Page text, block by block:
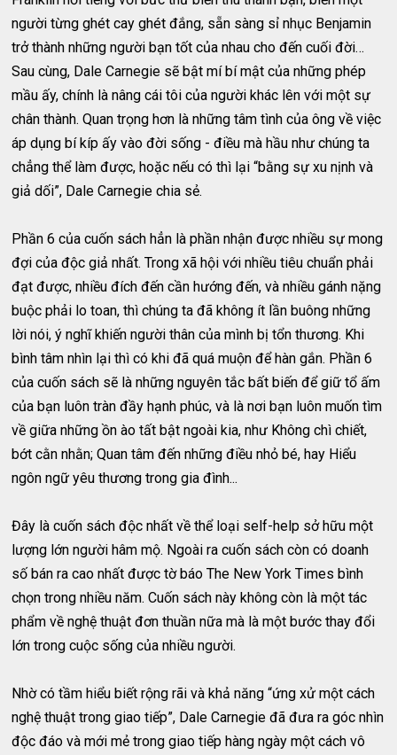
người từng ghét cay ghét đắng, sẵn sàng sỉ nhục Benjamin
trở thành những người bạn tốt của nhau cho đến cuối đời…
Sau cùng, Dale Carnegie sẽ bật mí bí mật của những phép
mầu ấy, chính là nâng cái tôi của người khác lên với một sự
chân thành. Quan trọng hơn là những tâm tình của ông về việc
áp dụng bí kíp ấy vào đời sống - điều mà hầu như chúng ta
chẳng thể làm được, hoặc nếu có thì lại “bằng sự xu nịnh và
giả dối”, Dale Carnegie chia sẻ.
Phần 6 của cuốn sách hẳn là phần nhận được nhiều sự mong
đợi của độc giả nhất. Trong xã hội với nhiều tiêu chuẩn phải
đạt được, nhiều đích đến cần hướng đến, và nhiều gánh nặng
buộc phải lo toan, thì chúng ta đã không ít lần buông những
lời nói, ý nghĩ khiến người thân của mình bị tổn thương. Khi
bình tâm nhìn lại thì có khi đã quá muộn để hàn gắn. Phần 6
của cuốn sách sẽ là những nguyên tắc bất biến để giữ tổ ấm
của bạn luôn tràn đầy hạnh phúc, và là nơi bạn luôn muốn tìm
về giữa những ồn ào tất bật ngoài kia, như Không chì chiết,
bớt cằn nhằn; Quan tâm đến những điều nhỏ bé, hay Hiểu
ngôn ngữ yêu thương trong gia đình...
Đây là cuốn sách độc nhất về thể loại self-help sở hữu một
lượng lớn người hâm mộ. Ngoài ra cuốn sách còn có doanh
số bán ra cao nhất được tờ báo The New York Times bình
chọn trong nhiều năm. Cuốn sách này không còn là một tác
phẩm về nghệ thuật đơn thuần nữa mà là một bước thay đổi
lớn trong cuộc sống của nhiều người.
Nhờ có tầm hiểu biết rộng rãi và khả năng “ứng xử một cách
nghệ thuật trong giao tiếp”, Dale Carnegie đã đưa ra góc nhìn
độc đáo và mới mẻ trong giao tiếp hàng ngày một cách vô